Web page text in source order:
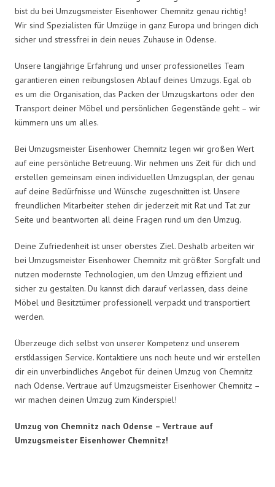
bist du bei Umzugsmeister Eisenhower Chemnitz genau richtig!
Wir sind Spezialisten für Umzüge in ganz Europa und bringen dich
sicher und stressfrei in dein neues Zuhause in Odense.
Unsere langjährige Erfahrung und unser professionelles Team
garantieren einen reibungslosen Ablauf deines Umzugs. Egal ob
es um die Organisation, das Packen der Umzugskartons oder den
Transport deiner Möbel und persönlichen Gegenstände geht – wir
kümmern uns um alles.
Bei Umzugsmeister Eisenhower Chemnitz legen wir großen Wert
auf eine persönliche Betreuung. Wir nehmen uns Zeit für dich und
erstellen gemeinsam einen individuellen Umzugsplan, der genau
auf deine Bedürfnisse und Wünsche zugeschnitten ist. Unsere
freundlichen Mitarbeiter stehen dir jederzeit mit Rat und Tat zur
Seite und beantworten all deine Fragen rund um den Umzug.
Deine Zufriedenheit ist unser oberstes Ziel. Deshalb arbeiten wir
bei Umzugsmeister Eisenhower Chemnitz mit größter Sorgfalt und
nutzen modernste Technologien, um den Umzug effizient und
sicher zu gestalten. Du kannst dich darauf verlassen, dass deine
Möbel und Besitztümer professionell verpackt und transportiert
werden.
Überzeuge dich selbst von unserer Kompetenz und unserem
erstklassigen Service. Kontaktiere uns noch heute und wir erstellen
dir ein unverbindliches Angebot für deinen Umzug von Chemnitz
nach Odense. Vertraue auf Umzugsmeister Eisenhower Chemnitz –
wir machen deinen Umzug zum Kinderspiel!
Umzug von Chemnitz nach Odense – Vertraue auf
Umzugsmeister Eisenhower Chemnitz!